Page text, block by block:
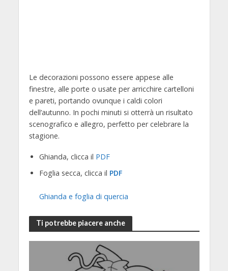
Le decorazioni possono essere appese alle
finestre, alle porte o usate per arricchire cartelloni
e pareti, portando ovunque i caldi colori
dell’autunno. In pochi minuti si otterrà un risultato
scenografico e allegro, perfetto per celebrare la
stagione.
Ghianda, clicca il PDF
Foglia secca, clicca il PDF
Ghianda e foglia di quercia
Ti potrebbe piacere anche